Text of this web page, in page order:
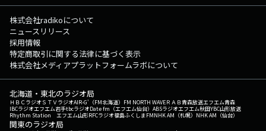
株式会社radikoについて
ニュースリリース
採用情報
特定商取引に関する法律に基づく表示
株式会社メディアプラットフォームラボについて
北海道・東北のラジオ局
ＨＢＣラジオＳＴＶラジオAIR-G'（FM北海道） FM NORTH WAVEＲＡＢ青森放送エフエム青森
IBCラジオエフエム岩手tbcラジオDate fm（エフエム仙台） ABSラジオエフエム秋田YBC山形放送
Rhythm Station エフエム山形RFCラジオ福島ふくしまFMNHK AM（札幌） NHK AM（仙台）
関東のラジオ局